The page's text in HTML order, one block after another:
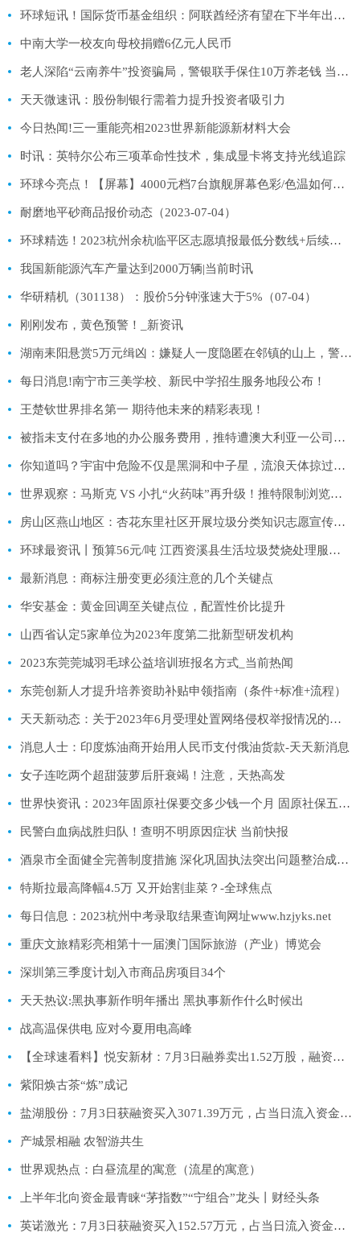
环球短讯！国际货币基金组织：阿联酋经济有望在下半年出现强劲增长趋势
中南大学一校友向母校捐赠6亿元人民币
老人深陷“云南养牛”投资骗局，警银联手保住10万养老钱 当前速递
天天微速讯：股份制银行需着力提升投资者吸引力
今日热闻!三一重能亮相2023世界新能源新材料大会
时讯：英特尔公布三项革命性技术，集成显卡将支持光线追踪
环球今亮点！【屏幕】4000元档7台旗舰屏幕色彩/色温如何？数据库实测
耐磨地平砂商品报价动态（2023-07-04）
环球精选！2023杭州余杭临平区志愿填报最低分数线+后续关键时间节点
我国新能源汽车产量达到2000万辆|当前时讯
华研精机（301138）：股价5分钟涨速大于5%（07-04）
刚刚发布，黄色预警！_新资讯
湖南耒阳悬赏5万元缉凶：嫌疑人一度隐匿在邻镇的山上，警方仍在追捕
每日消息!南宁市三美学校、新民中学招生服务地段公布！
王楚钦世界排名第一 期待他未来的精彩表现！
被指未支付在多地的办公服务费用，推特遭澳大利亚一公司起诉 天天热消息
你知道吗？宇宙中危险不仅是黑洞和中子星，流浪天体掠过同样可怕 世界热闻
世界观察：马斯克 VS 小扎“火药味”再升级！推特限制浏览量 Meta 趁乱推竞品
房山区燕山地区：杏花东里社区开展垃圾分类知识志愿宣传主题活动
环球最资讯丨预算56元/吨 江西资溪县生活垃圾焚烧处理服务采购项目预计8月启动采购！
最新消息：商标注册变更必须注意的几个关键点
华安基金：黄金回调至关键点位，配置性价比提升
山西省认定5家单位为2023年度第二批新型研发机构
2023东莞莞城羽毛球公益培训班报名方式_当前热闻
东莞创新人才提升培养资助补贴申领指南（条件+标准+流程）
天天新动态：​关于2023年6月受理处置网络侵权举报情况的公示
消息人士：印度炼油商开始用人民币支付俄油货款-天天新消息
女子连吃两个超甜菠萝后肝衰竭！注意，天热高发
世界快资讯：2023年固原社保要交多少钱一个月 固原社保五险一金费用标准参考
民警白血病战胜归队！查明不明原因症状 当前快报
酒泉市全面健全完善制度措施 深化巩固执法突出问题整治成果|天天热文
特斯拉最高降幅4.5万 又开始割韭菜？-全球焦点
每日信息：2023杭州中考录取结果查询网址www.hzjyks.net
重庆文旅精彩亮相第十一届澳门国际旅游（产业）博览会
深圳第三季度计划入市商品房项目34个
天天热议:黑执事新作明年播出 黑执事新作什么时候出
战高温保供电 应对今夏用电高峰
【全球速看料】悦安新材：7月3日融券卖出1.52万股，融资融券余额1.95亿元
紫阳焕古茶“炼”成记
盐湖股份：7月3日获融资买入3071.39万元，占当日流入资金比例17.65%
产城景相融 农智游共生
世界观热点：白昼流星的寓意（流星的寓意）
上半年北向资金最青睐“茅指数”“宁组合”龙头丨财经头条
英诺激光：7月3日获融资买入152.57万元，占当日流入资金比例4.66%